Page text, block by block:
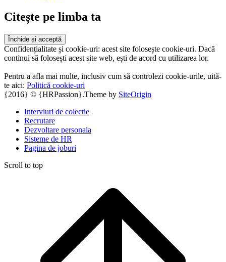
Citește pe limba ta
Confidențialitate și cookie-uri: acest site folosește cookie-uri. Dacă
continui să folosești acest site web, ești de acord cu utilizarea lor.
Pentru a afla mai multe, inclusiv cum să controlezi cookie-urile, uită-
te aici: Politică cookie-uri
{2016} © {HRPassion}.Theme by SiteOrigin
Interviuri de colectie
Recrutare
Dezvoltare personala
Sisteme de HR
Pagina de joburi
Scroll to top